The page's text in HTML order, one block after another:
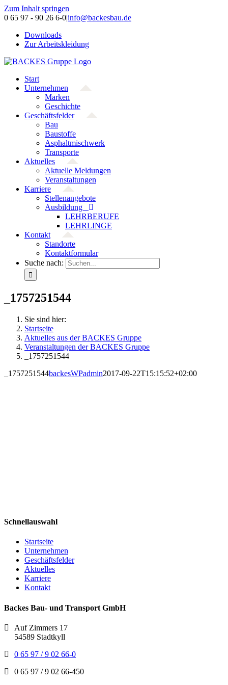
Zum Inhalt springen
0 65 97 - 90 26 6-0|info@backesbau.de
Downloads
Zur Arbeitskleidung
Start
Unternehmen
Marken
Geschichte
Geschäftsfelder
Bau
Baustoffe
Asphaltmischwerk
Transporte
Aktuelles
Aktuelle Meldungen
Veranstaltungen
Karriere
Stellenangebote
Ausbildung
LEHRBERUFE
LEHRLINGE
Kontakt
Standorte
Kontaktformular
Suche nach:
_1757251544
Sie sind hier:
Startseite
Aktuelles aus der BACKES Gruppe
Veranstaltungen der BACKES Gruppe
_1757251544
_1757251544backesWPadmin2017-09-22T15:15:52+02:00
Schnellauswahl
Startseite
Unternehmen
Geschäftsfelder
Aktuelles
Karriere
Kontakt
Backes Bau- und Transport GmbH
Auf Zimmers 17
54589 Stadtkyll
0 65 97 / 9 02 66-0
0 65 97 / 9 02 66-450